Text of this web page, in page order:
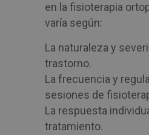
en la fisioterapia
varía según:
La naturaleza y
trastorno.
La frecuencia y
sesiones de
La respuesta
tratamiento.